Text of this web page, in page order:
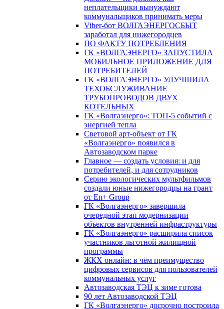
неплательщики вынуждают
коммунальщиков принимать меры
Viber-бот ВОЛГАЭНЕРГОСБЫТ
заработал для нижегородцев
ПО ФАКТУ ПОТРЕБЛЕНИЯ
ГК «ВОЛГАЭНЕРГО» ЗАПУСТИЛА
МОБИЛЬНОЕ ПРИЛОЖЕНИЕ ДЛЯ
ПОТРЕБИТЕЛЕЙ
ГК «ВОЛГАЭНЕРГО» УЛУЧШИЛА
ТЕХОБСЛУЖИВАНИЕ
ТРУБОПРОВОДОВ ДВУХ
КОТЕЛЬНЫХ
ГК «Волгаэнерго»: ТОП-5 событий с
энергией тепла
Световой арт-объект от ГК
«Волгаэнерго» появился в
Автозаводском парке
Главное — создать условия: и для
потребителей, и для сотрудников
Серию экологических мультфильмов
создали юные нижегородцы на грант
от En+ Group
ГК «Волгаэнерго» завершила
очередной этап модернизации
объектов внутренней инфраструктуры
ГК «Волгаэнерго» расширила список
участников льготной жилищной
программы
ЖКХ онлайн: в чём преимущество
цифровых сервисов для пользователей
коммунальных услуг
Автозаводская ТЭЦ к зиме готова
90 лет Автозаводской ТЭЦ
ГК «Волгаэнерго» досрочно построила